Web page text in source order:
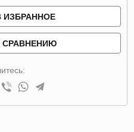
ИЗБРАННОЕ
СРАВНЕНИЮ